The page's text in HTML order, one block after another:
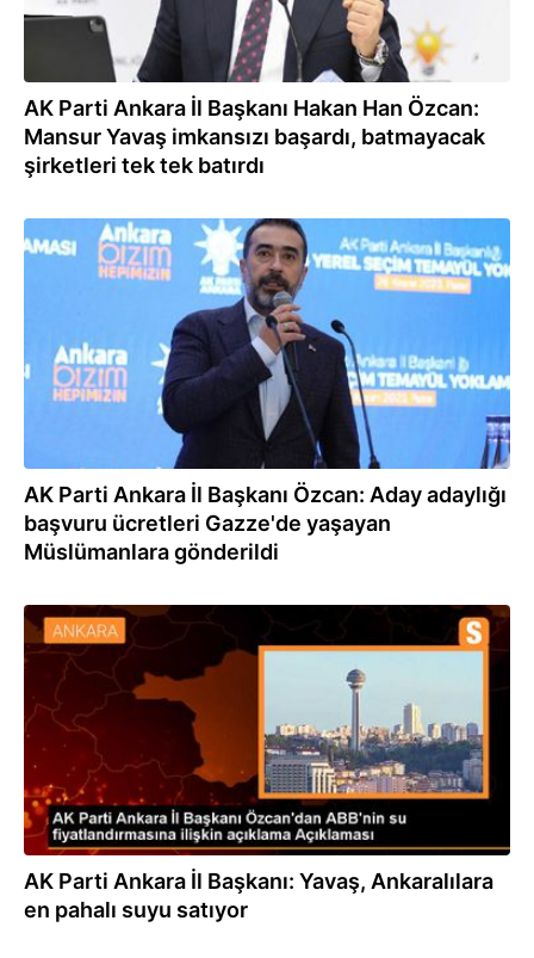
AK Parti Ankara İl Başkanı Hakan Han Özcan:
Mansur Yavaş imkansızı başardı, batmayacak
şirketleri tek tek batırdı
26.11.2023
AK Parti Ankara İl Başkanı Özcan: Aday adaylığı
başvuru ücretleri Gazze'de yaşayan
Müslümanlara gönderildi
22.11.2023
AK Parti Ankara İl Başkanı: Yavaş, Ankaralılara
en pahalı suyu satıyor